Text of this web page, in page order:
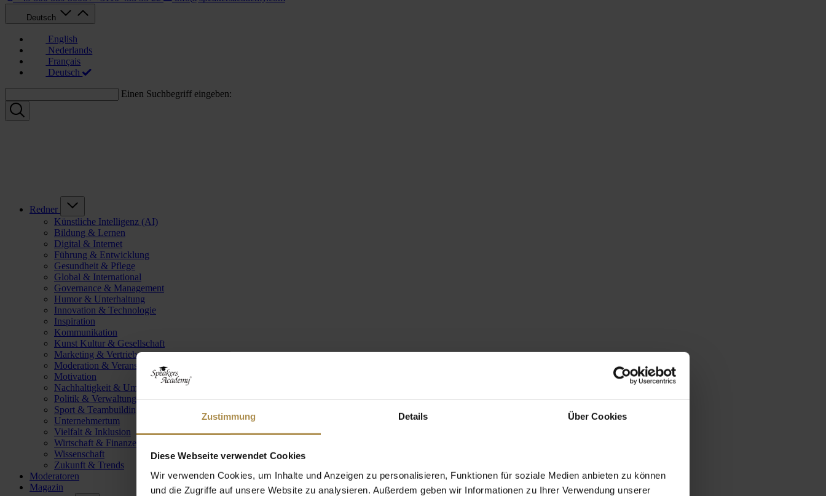
Zustimmung Details Über Cookies
Diese Webseite verwendet Cookies
Wir verwenden Cookies, um Inhalte und Anzeigen zu personalisieren, Funktionen für soziale Medien anbieten zu können
und die Zugriffe auf unsere Website zu analysieren. Außerdem geben wir Informationen zu Ihrer Verwendung unserer
Deutsch
English
Nederlands
Français
Deutsch
Einen Suchbegriff eingeben:
Redner
Künstliche Intelligenz (AI)
Bildung & Lernen
Digital & Internet
Führung & Entwicklung
Gesundheit & Pflege
Global & International
Governance & Management
Humor & Unterhaltung
Innovation & Technologie
Inspiration
Kommunikation
Kunst Kultur & Gesellschaft
Marketing & Vertrieb
Moderation & Veranstaltungsleitung
Motivation
Nachhaltigkeit & Umwelt
Politik & Verwaltung
Sport & Teambuilding
Unternehmertum
Vielfalt & Inklusion
Wirtschaft & Finanzen
Wissenschaft
Zukunft & Trends
Moderatoren
Magazin